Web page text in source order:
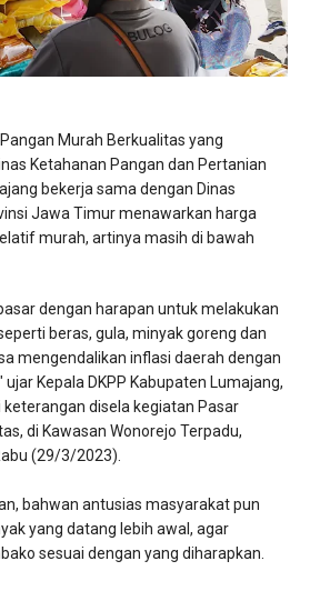
Murah Berkualitas yang
Ketahanan Pangan dan Pertanian
bekerja sama dengan Dinas
Jawa Timur menawarkan harga
murah, artinya masih di bawah
dengan harapan untuk melakukan
beras, gula, minyak goreng dan
mengendalikan inflasi daerah dengan
Kepala DKPP Kabupaten Lumajang,
disela kegiatan Pasar
di Kawasan Wonorejo Terpadu,
(29/3/2023).
bahwan antusias masyarakat pun
yang datang lebih awal, agar
sesuai dengan yang diharapkan.